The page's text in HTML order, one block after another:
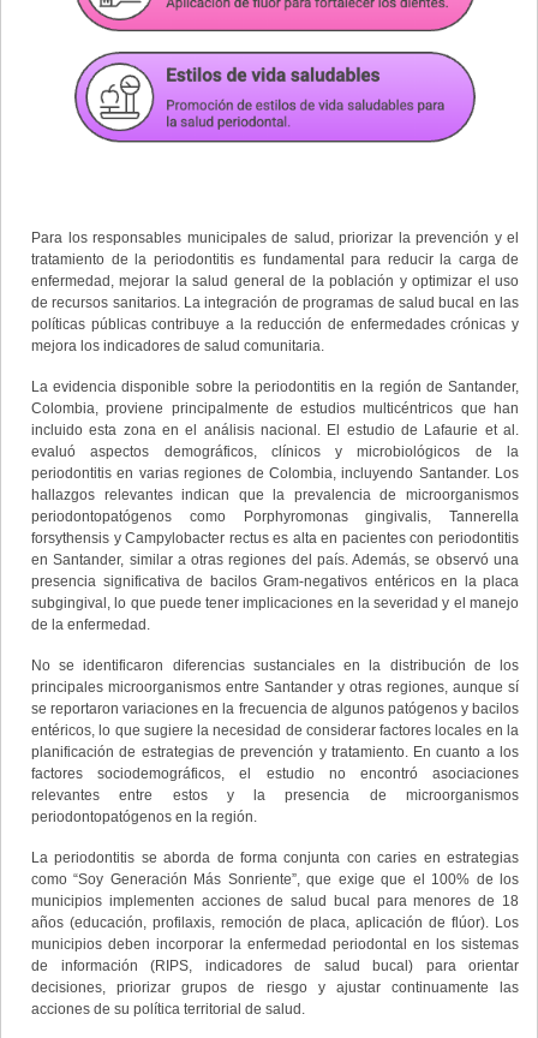
Para los responsables municipales de salud, priorizar la prevención y el
tratamiento de la periodontitis es fundamental para reducir la carga de
enfermedad, mejorar la salud general de la población y optimizar el uso
de recursos sanitarios. La integración de programas de salud bucal en las
políticas públicas contribuye a la reducción de enfermedades crónicas y
mejora los indicadores de salud comunitaria.
La evidencia disponible sobre la periodontitis en la región de Santander,
Colombia, proviene principalmente de estudios multicéntricos que han
incluido esta zona en el análisis nacional. El estudio de Lafaurie et al.
evaluó aspectos demográficos, clínicos y microbiológicos de la
periodontitis en varias regiones de Colombia, incluyendo Santander. Los
hallazgos relevantes indican que la prevalencia de microorganismos
periodontopatógenos como Porphyromonas gingivalis, Tannerella
forsythensis y Campylobacter rectus es alta en pacientes con periodontitis
en Santander, similar a otras regiones del país. Además, se observó una
presencia significativa de bacilos Gram-negativos entéricos en la placa
subgingival, lo que puede tener implicaciones en la severidad y el manejo
de la enfermedad.
No se identificaron diferencias sustanciales en la distribución de los
principales microorganismos entre Santander y otras regiones, aunque sí
se reportaron variaciones en la frecuencia de algunos patógenos y bacilos
entéricos, lo que sugiere la necesidad de considerar factores locales en la
planificación de estrategias de prevención y tratamiento. En cuanto a los
factores sociodemográficos, el estudio no encontró asociaciones
relevantes entre estos y la presencia de microorganismos
periodontopatógenos en la región.
La periodontitis se aborda de forma conjunta con caries en estrategias
como “Soy Generación Más Sonriente”, que exige que el 100% de los
municipios implementen acciones de salud bucal para menores de 18
años (educación, profilaxis, remoción de placa, aplicación de flúor). Los
municipios deben incorporar la enfermedad periodontal en los sistemas
de información (RIPS, indicadores de salud bucal) para orientar
decisiones, priorizar grupos de riesgo y ajustar continuamente las
acciones de su política territorial de salud.